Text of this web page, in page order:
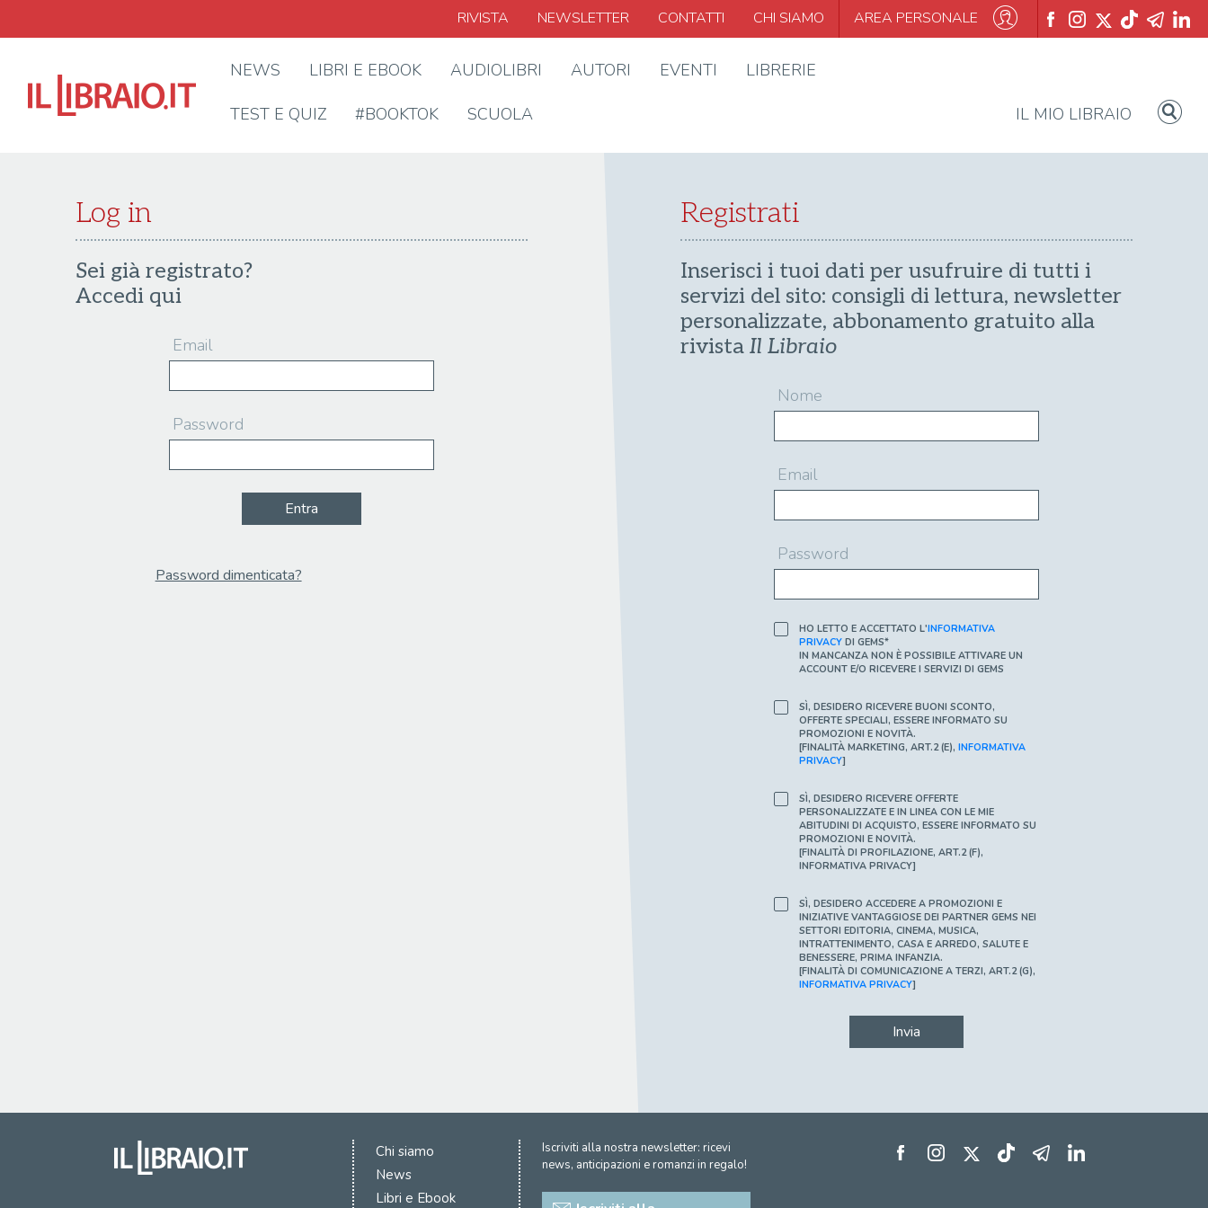
RIVISTA NEWSLETTER CONTATTI CHI SIAMO AREA PERSONALE
NEWS LIBRI E EBOOK AUDIOLIBRI AUTORI EVENTI LIBRERIE
TEST E QUIZ #BOOKTOK SCUOLA IL MIO LIBRAIO
Log in
Sei già registrato?
Accedi qui
Email
Password
Entra
Password dimenticata?
Registrati
Inserisci i tuoi dati per usufruire di tutti i
servizi del sito: consigli di lettura, newsletter
personalizzate, abbonamento gratuito alla
rivista Il Libraio
Nome
Email
Password
HO LETTO E ACCETTATO L'INFORMATIVA
PRIVACYDI GEMS*
IN MANCANZA NON È POSSIBILE ATTIVARE UN
ACCOUNT E/O RICEVERE I SERVIZI DI GEMS
SÌ, DESIDERO RICEVERE BUONI SCONTO,
OFFERTE SPECIALI, ESSERE INFORMATO SU
PROMOZIONI E NOVITÀ.
[FINALITÀ MARKETING, ART.2 (E), INFORMATIVA
PRIVACY]
SÌ, DESIDERO RICEVERE OFFERTE
PERSONALIZZATE E IN LINEA CON LE MIE
ABITUDINI DI ACQUISTO, ESSERE INFORMATO SU
PROMOZIONI E NOVITÀ.
[FINALITÀ DI PROFILAZIONE, ART.2 (F),
INFORMATIVA PRIVACY]
SÌ, DESIDERO ACCEDERE A PROMOZIONI E
INIZIATIVE VANTAGGIOSE DEI PARTNER GEMS NEI
SETTORI EDITORIA, CINEMA, MUSICA,
INTRATTENIMENTO, CASA E ARREDO, SALUTE E
BENESSERE, PRIMA INFANZIA.
[FINALITÀ DI COMUNICAZIONE A TERZI, ART.2 (G),
INFORMATIVA PRIVACY]
Invia
Chi siamo
News
Libri e Ebook
Iscriviti alla nostra newsletter: ricevi
news, anticipazioni e romanzi in regalo!